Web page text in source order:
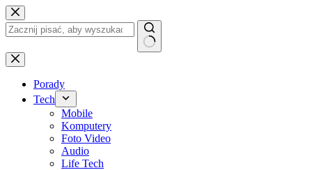
Przejdź
do
treści
Brak
wyników
Porady
Tech
Mobile
Komputery
Foto Video
Audio
Life Tech